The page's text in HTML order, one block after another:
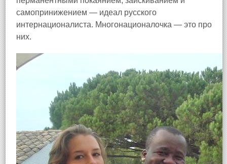
самопринижением — идеал русского
интернационалиста. Многонационалочка — это про
них.